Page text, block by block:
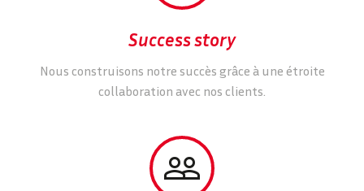
Success story
Nous construisons notre succès grâce à une étroite
collaboration avec nos clients.

